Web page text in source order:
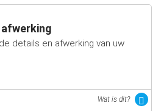
afwerking
details en afwerking van uw
Wat is dit?